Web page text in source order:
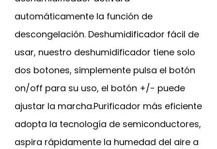
automáticamente la función de
descongelación. Deshumidificador fácil de
usar, nuestro deshumidificador tiene solo
dos botones, simplemente pulsa el botón
on/off para su uso, el botón +/- puede
ajustar la marcha.Purificador más eficiente
adopta la tecnología de semiconductores,
aspira rápidamente la humedad del aire a